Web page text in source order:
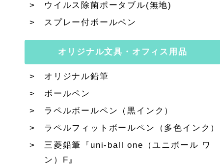
ウイルス除菌ポータブル(無地)
スプレー付ボールペン
オリジナル文具・オフィス用品
オリジナル鉛筆
ボールペン
ラペルボールペン（黒インク）
ラペルフィットボールペン（多色インク）
三菱鉛筆『uni-ball one（ユニボール ワ
ン）F』